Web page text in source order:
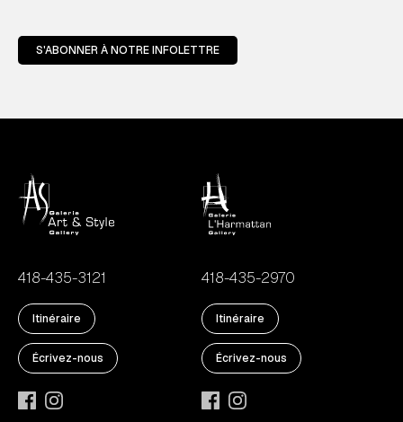
S'ABONNER À NOTRE INFOLETTRE
418-435-3121
Itinéraire
Écrivez-nous
418-435-2970
Itinéraire
Écrivez-nous